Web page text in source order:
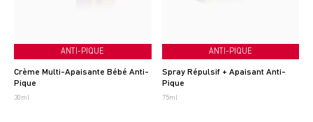
ANTI-PIQUE
Crème Multi-Apaisante Bébé Anti-
Pique
30ml
ANTI-PIQUE
Spray Répulsif + Apaisant Anti-
Pique
75ml